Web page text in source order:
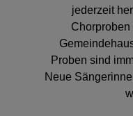
jederzeit
Proben sind
Neue